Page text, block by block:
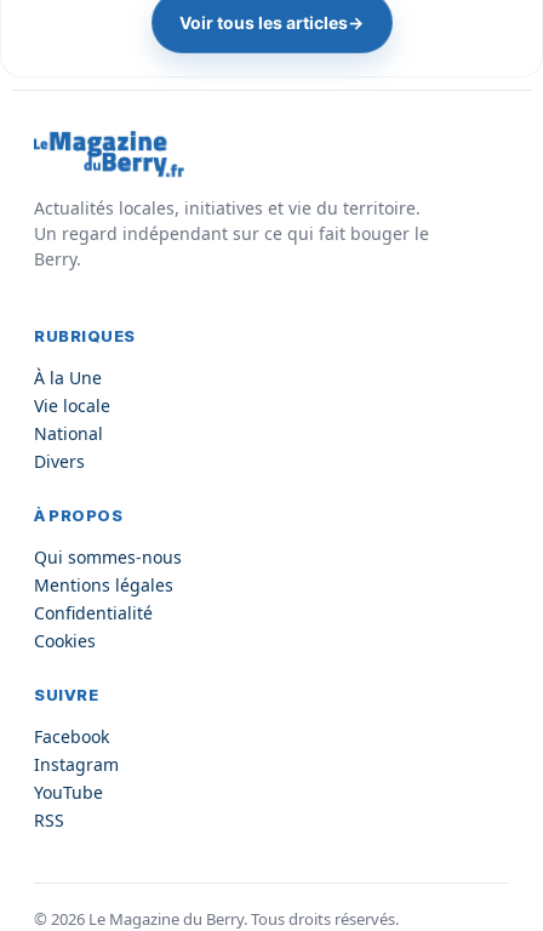
Voir tous les articles→
Actualités locales, initiatives et vie du territoire.
Un regard indépendant sur ce qui fait bouger le
Berry.
RUBRIQUES
À la Une
Vie locale
National
Divers
À PROPOS
Qui sommes-nous
Mentions légales
Confidentialité
Cookies
SUIVRE
Facebook
Instagram
YouTube
RSS
© 2026 Le Magazine du Berry. Tous droits réservés.